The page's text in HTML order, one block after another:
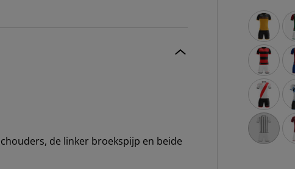
de linker broekspijp en beide
Zeus
Zeus
Zeus